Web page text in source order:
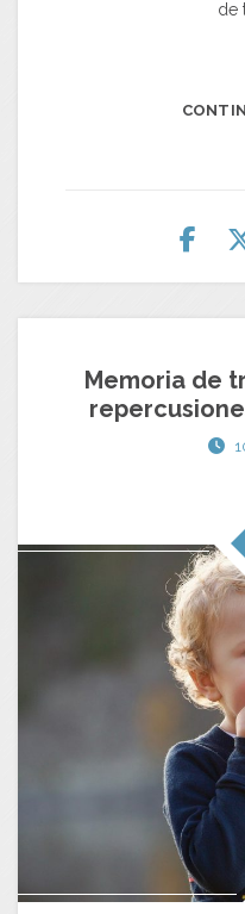
de
Memoria de